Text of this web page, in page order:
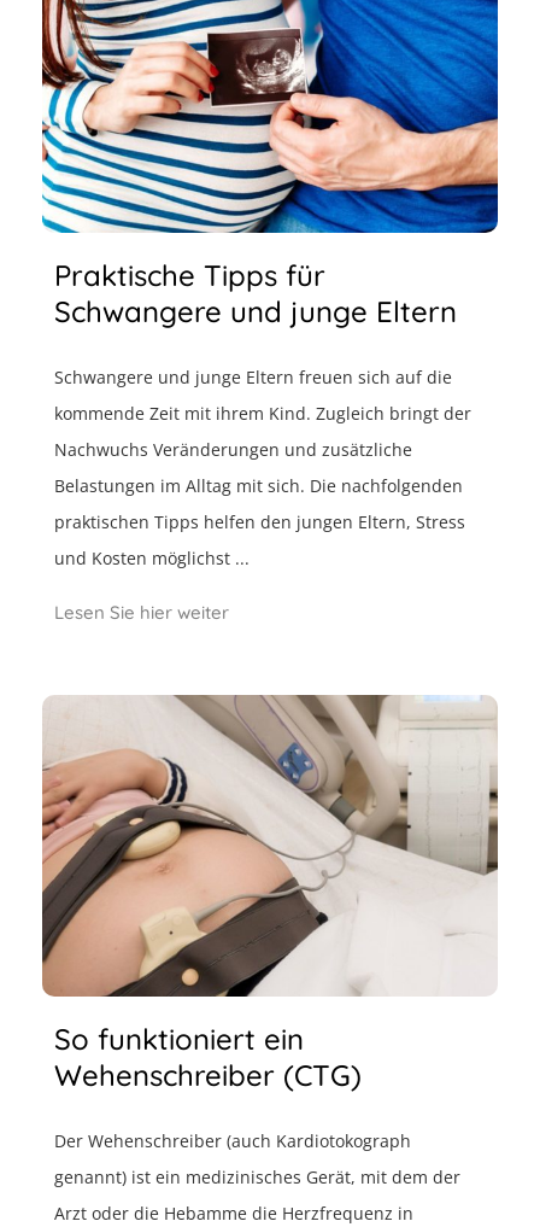
Praktische Tipps für
Schwangere und junge Eltern
Schwangere und junge Eltern freuen sich auf die
kommende Zeit mit ihrem Kind. Zugleich bringt der
Nachwuchs Veränderungen und zusätzliche
Belastungen im Alltag mit sich. Die nachfolgenden
praktischen Tipps helfen den jungen Eltern, Stress
und Kosten möglichst ...
Lesen Sie hier weiter
So funktioniert ein
Wehenschreiber (CTG)
Der Wehenschreiber (auch Kardiotokograph
genannt) ist ein medizinisches Gerät, mit dem der
Arzt oder die Hebamme die Herzfrequenz in